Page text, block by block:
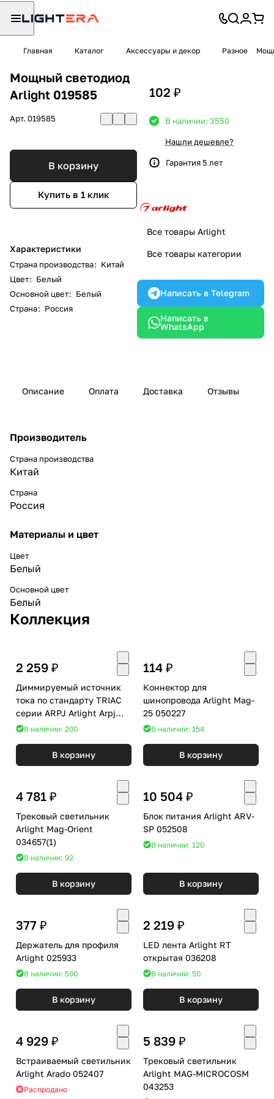
Главная Каталог Аксессуары и декор Разное
Мощный светодиод
Arlight 019585
Арт. 019585
В корзину
Купить в 1 клик
Характеристики
Страна производства: Китай
Цвет: Белый
Основной цвет: Белый
Страна: Россия
102 ₽
В наличии: 3550
Нашли дешевле?
Гарантия 5 лет
Все товары Arlight
Все товары категории
Написать в Telegram
Написать в
WhatsApp
Описание Оплата Доставка Отзывы
Производитель
Страна производства
Китай
Страна
Россия
Материалы и цвет
Цвет
Белый
Основной цвет
Белый
Коллекция
2 259 ₽
Диммируемый источник
тока по стандарту TRIAC
серии ARPJ Arlight Arpj
047588
В наличии: 200
В корзину
114 ₽
Коннектор для
шинопровода Arlight Mag-
25 050227
В наличии: 154
В корзину
4 781 ₽
Трековый светильник
Arlight Mag-Orient
034657(1)
В наличии: 92
В корзину
10 504 ₽
Блок питания Arlight ARV-
SP 052508
В наличии: 120
В корзину
377 ₽
Держатель для профиля
Arlight 025933
В наличии: 500
В корзину
2 219 ₽
LED лента Arlight RT
открытая 036208
В наличии: 50
В корзину
4 929 ₽
Встраиваемый светильник
Arlight Arado 052407
Распродано
5 839 ₽
Трековый светильник
Arlight MAG-MICROCOSM
043253